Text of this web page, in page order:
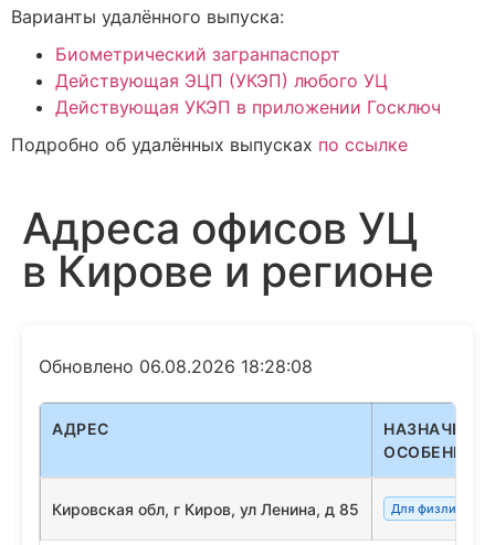
Варианты удалённого выпуска:
Биометрический загранпаспорт
Действующая ЭЦП (УКЭП) любого УЦ
Действующая УКЭП в приложении Госключ
Подробно об удалённых выпусках по ссылке
Адреса офисов УЦ
в Кирове и регионе
Обновлено 06.08.2026 18:28:08
АДРЕС
Кировская обл, г Киров, ул Ленина, д 85 Для физлиц/